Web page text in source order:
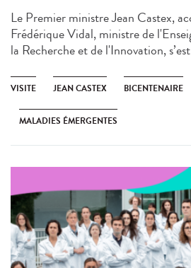
Le Premier ministre Jean Castex,
Frédérique Vidal, ministre de
la Recherche et de l'Innovation,
VISITE JEAN CASTEX BICENTENAIRE
MALADIES ÉMERGENTES